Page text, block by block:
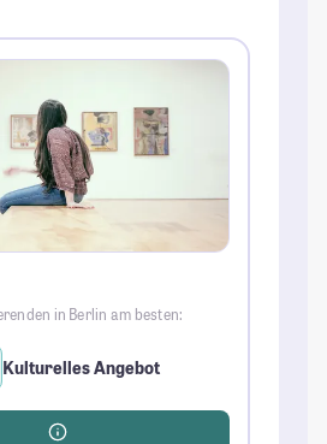
in Berlin am besten:
Kulturelles Angebot